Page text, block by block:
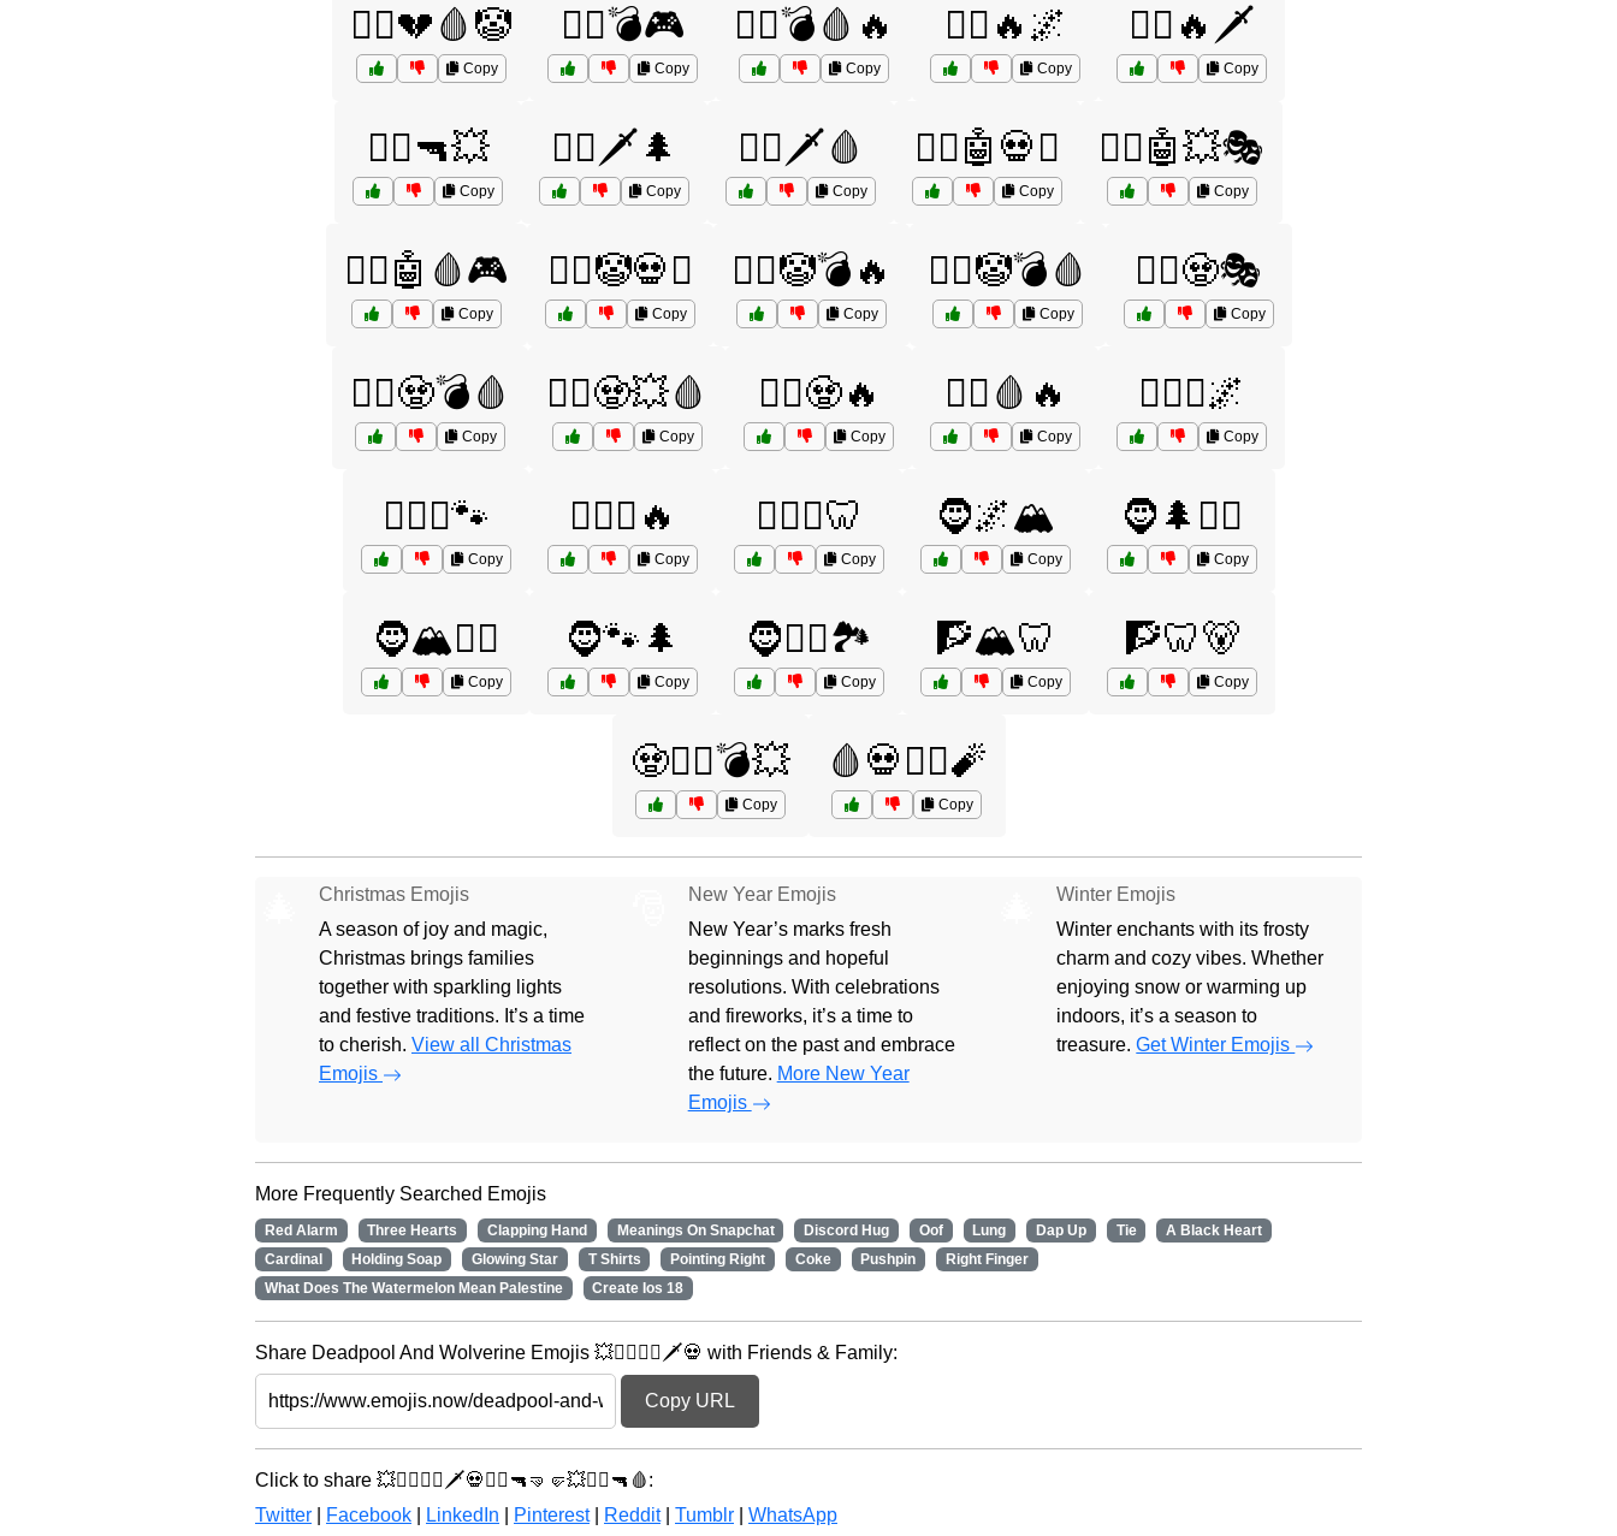
🦸‍♂️💔🩸🤡
Copy
🦸‍♂️💣🎮
Copy
🦸‍♂️💣🩸🔥
Copy
🦸‍♂️🔥🌌
Copy
🦸‍♂️🔥🗡️
Copy
🦸‍♂️🔫💥
Copy
🦸‍♂️🗡️🌲
Copy
🦸‍♂️🗡️🩸
Copy
🦸‍♂️🤖💀⚔️
Copy
🦸‍♂️🤖💥🎭
Copy
🦸‍♂️🤖🩸🎮
Copy
🦸‍♂️🤡💀⚔️
Copy
🦸‍♂️🤡💣🔥
Copy
🦸‍♂️🤡💣🩸
Copy
🦸‍♂️🧟🎭
Copy
🦸‍♂️🧟💣🩸
Copy
🦸‍♂️🧟💥🩸
Copy
🦸‍♂️🧟🔥
Copy
🦸‍♂️🩸🔥
Copy
🦸‍♂️⚔️🌌
Copy
🦸‍♂️⚔️🐾
Copy
🦸‍♂️⚔️🔥
Copy
🦸‍♂️⚔️🦷
Copy
🧔🌌🏔️
Copy
🧔🌲🦸‍♂️
Copy
🧔🏔️🦸‍♂️
Copy
🧔🐾🌲
Copy
🧔🦸‍♂️🏞️
Copy
🧗🏔️🦷
Copy
🧗🦷🐻
Copy
🧟🦸‍♂️💣💥
Copy
🩸💀🦸‍♂️🧨
Copy
Christmas Emojis
A season of joy and magic,
Christmas brings families
together with sparkling lights
and festive traditions. It’s a time
to cherish. View all Christmas
Emojis
New Year Emojis
New Year’s marks fresh
beginnings and hopeful
resolutions. With celebrations
and fireworks, it’s a time to
reflect on the past and embrace
the future. More New Year
Emojis
Winter Emojis
Winter enchants with its frosty
charm and cozy vibes. Whether
enjoying snow or warming up
indoors, it’s a season to
treasure.Get Winter Emojis
More Frequently Searched Emojis
Red Alarm Three Hearts Clapping Hand Meanings On Snapchat Discord Hug Oof Lung Dap Up Tie
A Black Heart
Cardinal
Holding Soap Glowing Star T Shirts Pointing Right Coke Pushpin
Right Finger
What Does The Watermelon Mean Palestine
Create Ios 18
Share Deadpool And Wolverine Emojis 💥🦸‍♂️🦸‍♂️🗡️💀 with Friends & Family:
Copy URL
Click to share 💥🦸‍♂️🦸‍♂️🗡️💀🦸‍♂️🔫🤜🤛💥🦸‍♂️🔫🩸:
Twitter
Facebook LinkedIn Pinterest| Reddit| Tumblr WhatsApp